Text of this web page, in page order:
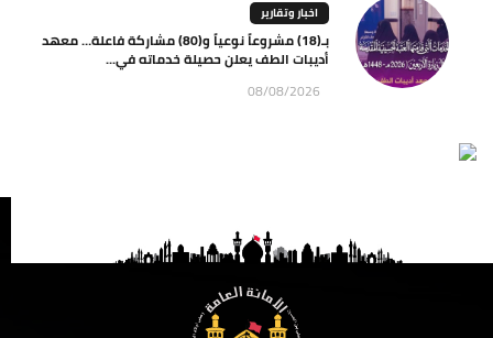
اخبار وتقارير
بـ(18) مشروعاً نوعياً و(80) مشاركة فاعلة… معهد
أديبات الطف يعلن حصيلة خدماته في...
08/08/2026